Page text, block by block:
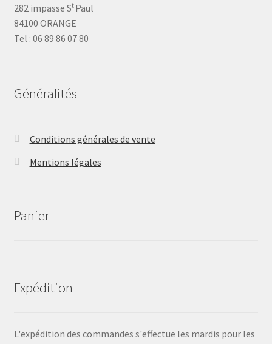
282 impasse St Paul
84100 ORANGE
Tel : 06 89 86 07 80
Généralités
Conditions générales de vente
Mentions légales
Panier
Expédition
L'expédition des commandes s'effectue les mardis pour les